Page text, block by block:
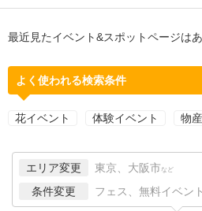
最近見たイベント&スポットページはあ
よく使われる検索条件
花イベント 体験イベント 物
エリア変更 東京、大阪市 など
条件変更 フェス、無料イベント